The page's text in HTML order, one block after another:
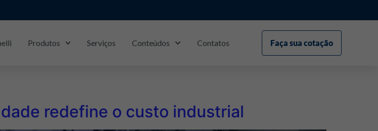
Produtos Serviços Conteúdos Contatos Faça sua cotação
redefine o custo industrial